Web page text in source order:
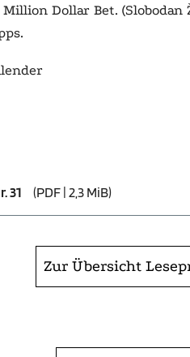
Million Dollar Bet. (Slobodan
31 (PDF | 2,3 MiB)
Zur Übersicht